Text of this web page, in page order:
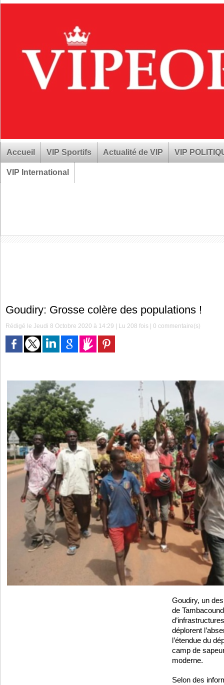
Accueil VIP Sportifs Actualité de VIP VIP
VIP International
Goudiry: Grosse colère des populations !
Rédigé le Jeudi 8 Octobre 2020 à 14:29 | Lu 208 fois |0 commentaire(s)
Goudiry, un
de
déplorent
l’étendue du
camp de
moderne.
Selon des